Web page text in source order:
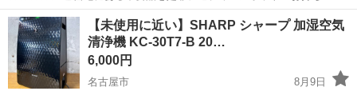
みしませんか？ 家電、趣味・スポーツ・レジャー用品、こども用品、
衣料服飾品、生活雑貨、家具、本、CD・DVDなどが無料でまとめて持
ち込めます！ ※詳細はこ...
愛知 名古屋市 季節、空調家電
【未使用に近い】SHARP シャープ 加湿空気
清浄機 KC-30T7-B 20…
6,000円
名古屋市
8月9日